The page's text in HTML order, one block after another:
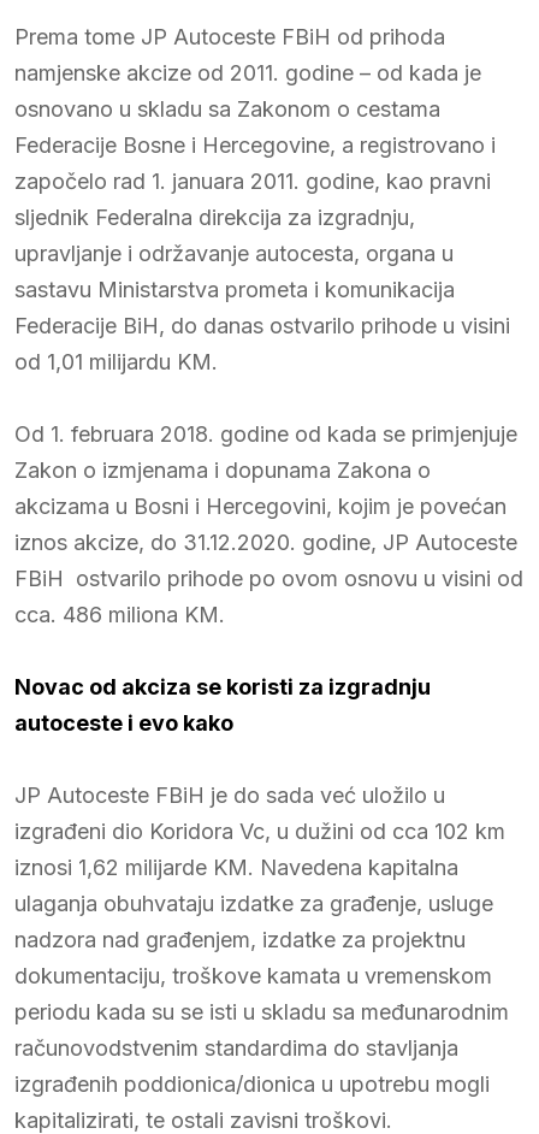
Prema tome JP Autoceste FBiH od prihoda
namjenske akcize od 2011. godine – od kada je
osnovano u skladu sa Zakonom o cestama
Federacije Bosne i Hercegovine, a registrovano i
započelo rad 1. januara 2011. godine, kao pravni
sljednik Federalna direkcija za izgradnju,
upravljanje i održavanje autocesta, organa u
sastavu Ministarstva prometa i komunikacija
Federacije BiH, do danas ostvarilo prihode u visini
od 1,01 milijardu KM.
Od 1. februara 2018. godine od kada se primjenjuje
Zakon o izmjenama i dopunama Zakona o
akcizama u Bosni i Hercegovini, kojim je povećan
iznos akcize, do 31.12.2020. godine, JP Autoceste
FBiH ostvarilo prihode po ovom osnovu u visini od
cca. 486 miliona KM.
Novac od akciza se koristi za izgradnju
autoceste i evo kako
JP Autoceste FBiH je do sada već uložilo u
izgrađeni dio Koridora Vc, u dužini od cca 102 km
iznosi 1,62 milijarde KM. Navedena kapitalna
ulaganja obuhvataju izdatke za građenje, usluge
nadzora nad građenjem, izdatke za projektnu
dokumentaciju, troškove kamata u vremenskom
periodu kada su se isti u skladu sa međunarodnim
računovodstvenim standardima do stavljanja
izgrađenih poddionica/dionica u upotrebu mogli
kapitalizirati, te ostali zavisni troškovi.